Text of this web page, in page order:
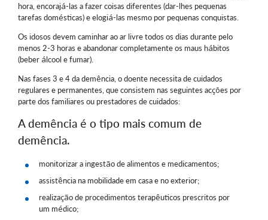
hora, encorajá-las a fazer coisas diferentes (dar-lhes pequenas
tarefas domésticas) e elogiá-las mesmo por pequenas conquistas.
Os idosos devem caminhar ao ar livre todos os dias durante pelo
menos 2-3 horas e abandonar completamente os maus hábitos
(beber álcool e fumar).
Nas fases 3 e 4 da demência, o doente necessita de cuidados
regulares e permanentes, que consistem nas seguintes acções por
parte dos familiares ou prestadores de cuidados:
A demência é o tipo mais comum de
demência.
monitorizar a ingestão de alimentos e medicamentos;
assistência na mobilidade em casa e no exterior;
realização de procedimentos terapêuticos prescritos por
um médico;